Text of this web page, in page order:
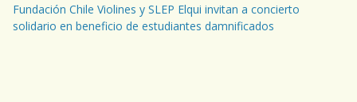
Fundación Chile Violines y SLEP Elqui invitan a concierto
solidario en beneficio de estudiantes damnificados